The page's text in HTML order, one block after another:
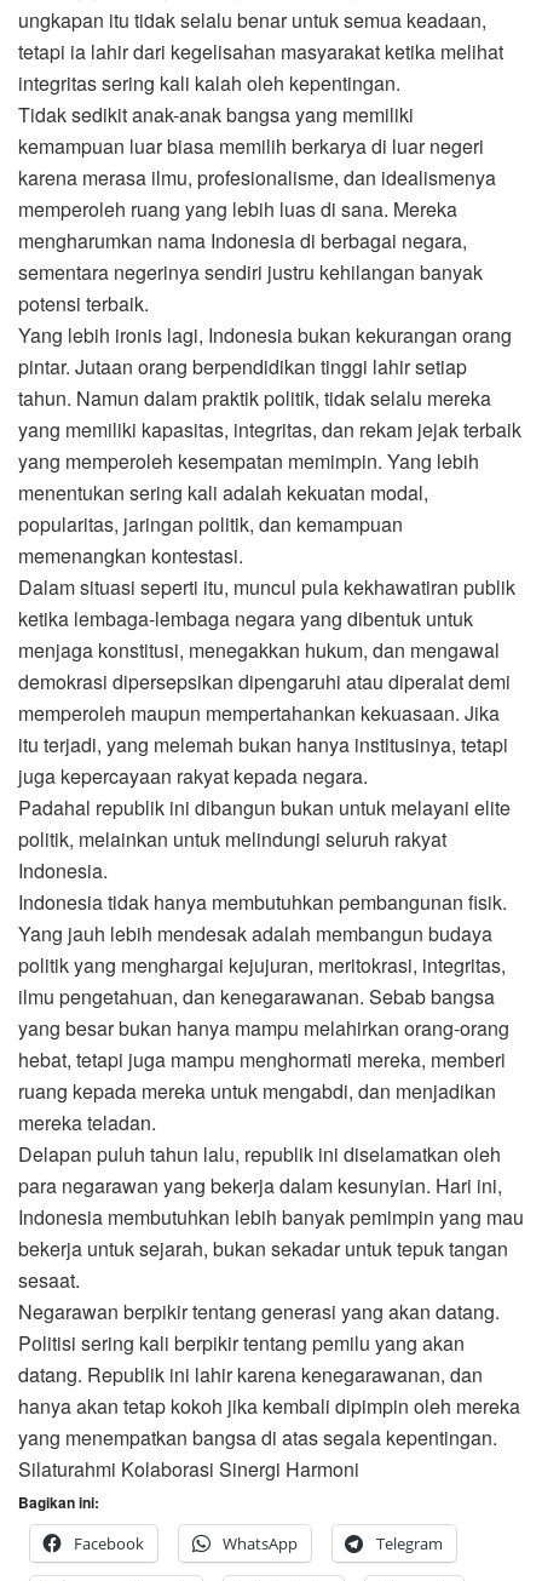
ungkapan itu tidak selalu benar untuk semua keadaan,
tetapi ia lahir dari kegelisahan masyarakat ketika melihat
integritas sering kali kalah oleh kepentingan.
Tidak sedikit anak-anak bangsa yang memiliki
kemampuan luar biasa memilih berkarya di luar negeri
karena merasa ilmu, profesionalisme, dan idealismenya
memperoleh ruang yang lebih luas di sana. Mereka
mengharumkan nama Indonesia di berbagai negara,
sementara negerinya sendiri justru kehilangan banyak
potensi terbaik.
Yang lebih ironis lagi, Indonesia bukan kekurangan orang
pintar. Jutaan orang berpendidikan tinggi lahir setiap
tahun. Namun dalam praktik politik, tidak selalu mereka
yang memiliki kapasitas, integritas, dan rekam jejak terbaik
yang memperoleh kesempatan memimpin. Yang lebih
menentukan sering kali adalah kekuatan modal,
popularitas, jaringan politik, dan kemampuan
memenangkan kontestasi.
Dalam situasi seperti itu, muncul pula kekhawatiran publik
ketika lembaga-lembaga negara yang dibentuk untuk
menjaga konstitusi, menegakkan hukum, dan mengawal
demokrasi dipersepsikan dipengaruhi atau diperalat demi
memperoleh maupun mempertahankan kekuasaan. Jika
itu terjadi, yang melemah bukan hanya institusinya, tetapi
juga kepercayaan rakyat kepada negara.
Padahal republik ini dibangun bukan untuk melayani elite
politik, melainkan untuk melindungi seluruh rakyat
Indonesia.
Indonesia tidak hanya membutuhkan pembangunan fisik.
Yang jauh lebih mendesak adalah membangun budaya
politik yang menghargai kejujuran, meritokrasi, integritas,
ilmu pengetahuan, dan kenegarawanan. Sebab bangsa
yang besar bukan hanya mampu melahirkan orang-orang
hebat, tetapi juga mampu menghormati mereka, memberi
ruang kepada mereka untuk mengabdi, dan menjadikan
mereka teladan.
Delapan puluh tahun lalu, republik ini diselamatkan oleh
para negarawan yang bekerja dalam kesunyian. Hari ini,
Indonesia membutuhkan lebih banyak pemimpin yang mau
bekerja untuk sejarah, bukan sekadar untuk tepuk tangan
sesaat.
Negarawan berpikir tentang generasi yang akan datang.
Politisi sering kali berpikir tentang pemilu yang akan
datang. Republik ini lahir karena kenegarawanan, dan
hanya akan tetap kokoh jika kembali dipimpin oleh mereka
yang menempatkan bangsa di atas segala kepentingan.
Silaturahmi Kolaborasi Sinergi Harmoni
Bagikan ini:
Facebook
WhatsApp Telegram